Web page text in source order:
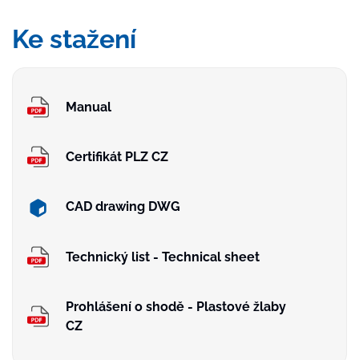
Ke stažení
Manual
Certifikát PLZ CZ
CAD drawing DWG
Technický list - Technical sheet
Prohlášení o shodě - Plastové žlaby
CZ